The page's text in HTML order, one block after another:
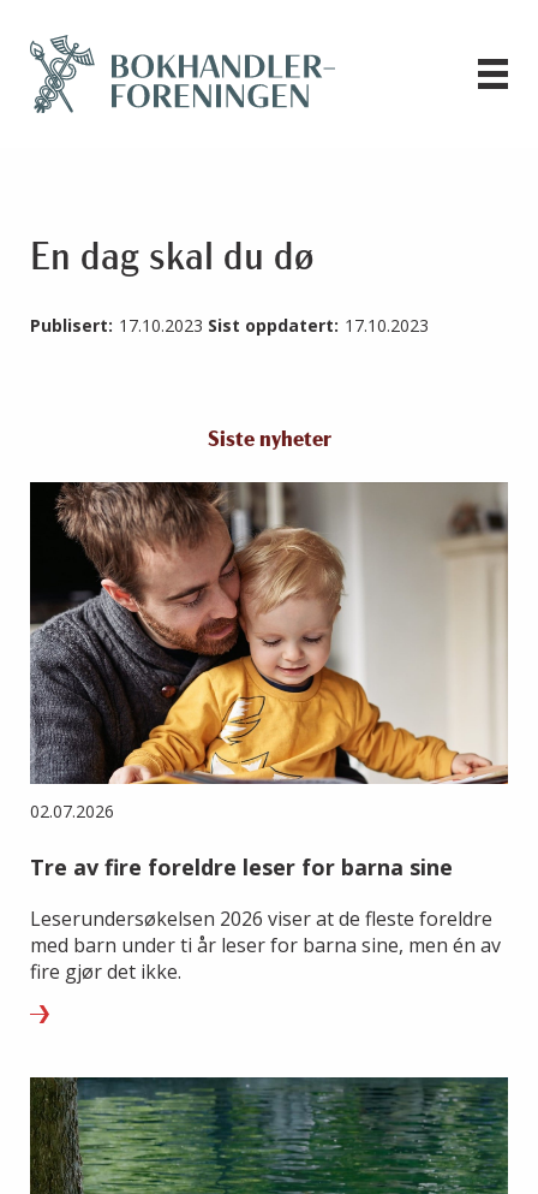
En dag skal du dø
Publisert: 17.10.2023 Sist oppdatert: 17.10.2023
Siste nyheter
02.07.2026
Tre av fire foreldre leser for barna sine
Leserundersøkelsen 2026 viser at de fleste foreldre
med barn under ti år leser for barna sine, men én av
fire gjør det ikke.